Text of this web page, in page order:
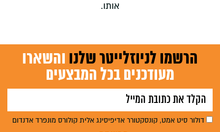
אותו.
הרשמו לניוזלייטר שלנו והשארו
מעודכנים בכל המבצעים
דולור סיט אמט, קונסקטורר אדיפיסינג אלית קולורס מונפרד אדנדום